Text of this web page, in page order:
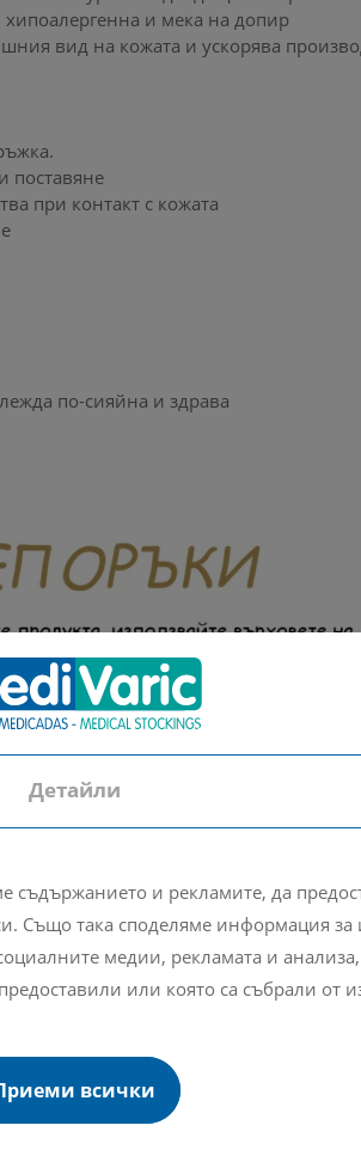
и мека на допир
вид на кожата и ускорява
поставяне
при контакт с кожата
по-сияйна и здрава
Детайли
съдържанието и рекламите, да
Също така споделяме информация за
медии, рекламата и
или която са събрали от
всички